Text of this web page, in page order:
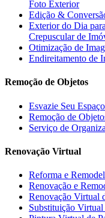
Foto Exterior
Edição &
Exterior do Dia
Crepuscular de
Otimização de
Endireitamento de
Remoção de Objetos
Esvazie Seu
Remoção de
Serviço de
Renovação Virtual
Reforma e
Renovação e
Renovação Virtual
Substituição Virtual